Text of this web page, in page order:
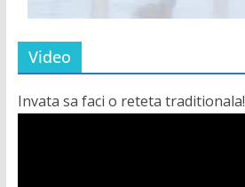
Video
Invata sa faci o reteta traditionala!